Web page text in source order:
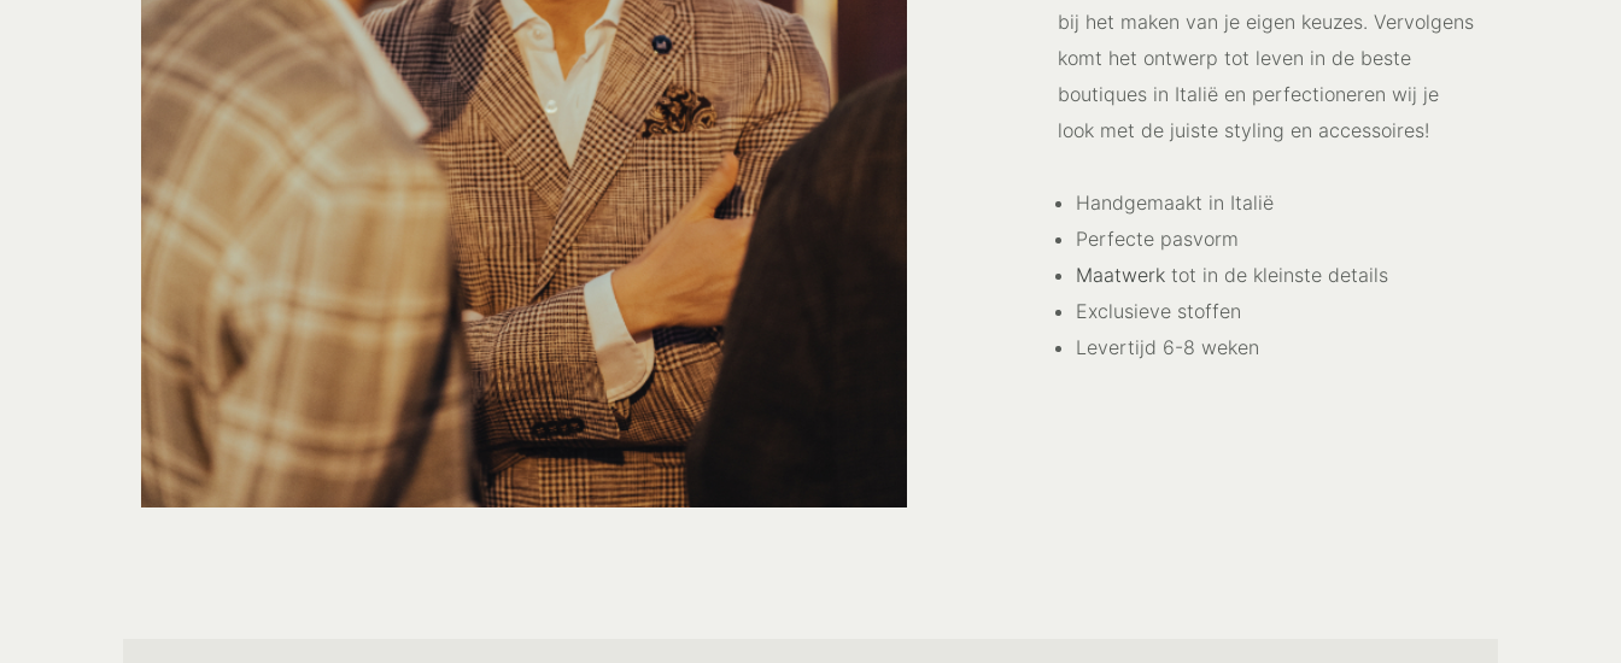
bij het maken van je eigen keuzes. Vervolgens
komt het ontwerp tot leven in de beste
boutiques in Italië en perfectioneren wij je
look met de juiste styling en accessoires!
Handgemaakt in Italië
Perfecte pasvorm
Maatwerk tot in de kleinste details
Exclusieve stoffen
Levertijd 6-8 weken